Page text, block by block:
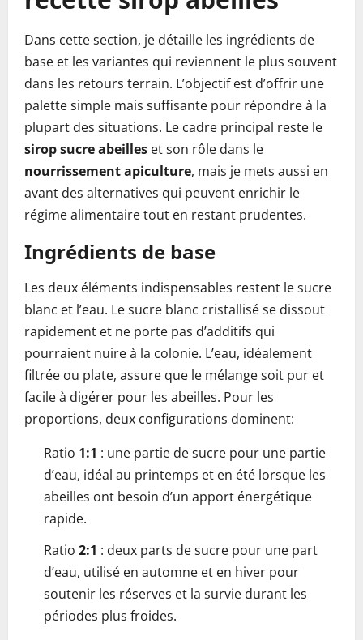
Dans cette section, je détaille les ingrédients de
base et les variantes qui reviennent le plus souvent
dans les retours terrain. L’objectif est d’offrir une
palette simple mais suffisante pour répondre à la
plupart des situations. Le cadre principal reste le
sirop sucre abeilles et son rôle dans le
nourrissement apiculture, mais je mets aussi en
avant des alternatives qui peuvent enrichir le
régime alimentaire tout en restant prudentes.
Ingrédients de base
Les deux éléments indispensables restent le sucre
blanc et l’eau. Le sucre blanc cristallisé se dissout
rapidement et ne porte pas d’additifs qui
pourraient nuire à la colonie. L’eau, idéalement
filtrée ou plate, assure que le mélange soit pur et
facile à digérer pour les abeilles. Pour les
proportions, deux configurations dominent:
Ratio 1:1 : une partie de sucre pour une partie
d’eau, idéal au printemps et en été lorsque les
abeilles ont besoin d’un apport énergétique
rapide.
Ratio 2:1 : deux parts de sucre pour une part
d’eau, utilisé en automne et en hiver pour
soutenir les réserves et la survie durant les
périodes plus froides.